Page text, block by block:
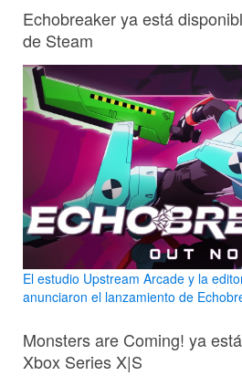
Echobreaker ya está
de Steam
El estudio Upstream Arcade y la
anunciaron el lanzamiento de
Monsters are Coming! ya
Xbox Series X|S